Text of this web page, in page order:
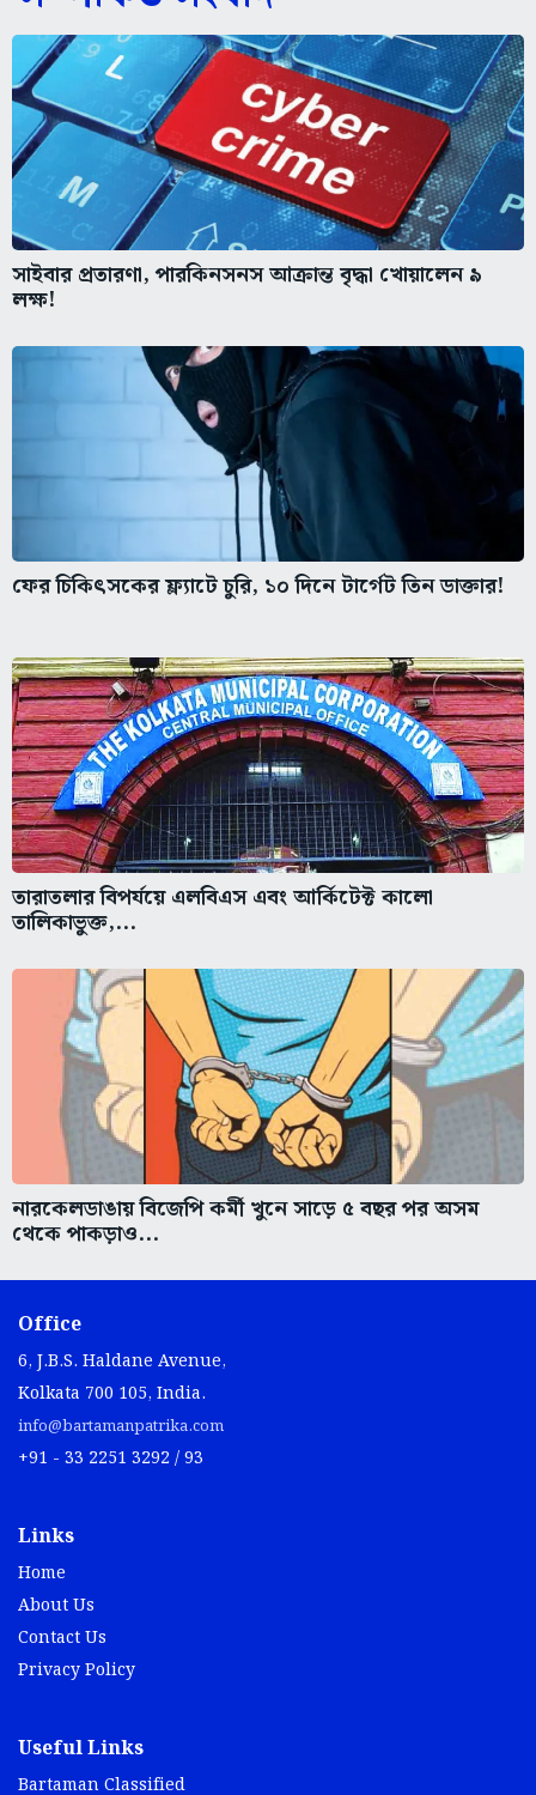
সাইবার প্রতারণা, পারকিনসনস আক্রান্ত বৃদ্ধা খোয়ালেন ৯
লক্ষ!
ফের চিকিৎসকের ফ্ল্যাটে চুরি, ১০ দিনে টার্গেট তিন ডাক্তার!
তারাতলার বিপর্যয়ে এলবিএস এবং আর্কিটেক্ট কালো
তালিকাভুক্ত,...
নারকেলডাঙায় বিজেপি কর্মী খুনে সাড়ে ৫ বছর পর অসম
থেকে পাকড়াও...
Office
6, J.B.S. Haldane Avenue,
Kolkata 700 105, India.
info@bartamanpatrika.com
+91 - 33 2251 3292 / 93
Links
Home
About Us
Contact Us
Privacy Policy
Useful Links
Bartaman Classified